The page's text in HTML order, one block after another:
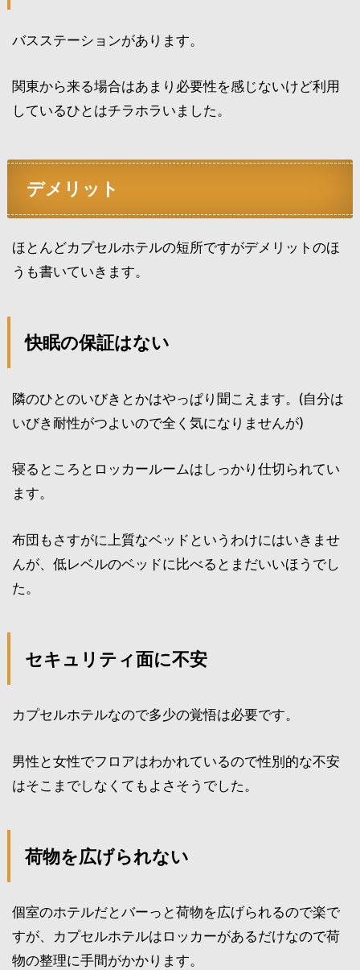
バスステーションがあります。
関東から来る場合はあまり必要性を感じないけど利用
しているひとはチラホラいました。
デメリット
ほとんどカプセルホテルの短所ですがデメリットのほ
うも書いていきます。
快眠の保証はない
隣のひとのいびきとかはやっぱり聞こえます。(自分は
いびき耐性がつよいので全く気になりませんが)
寝るところとロッカールームはしっかり仕切られてい
ます。
布団もさすがに上質なベッドというわけにはいきませ
んが、低レベルのベッドに比べるとまだいいほうでし
た。
セキュリティ面に不安
カプセルホテルなので多少の覚悟は必要です。
男性と女性でフロアはわかれているので性別的な不安
はそこまでしなくてもよさそうでした。
荷物を広げられない
個室のホテルだとバーっと荷物を広げられるので楽で
すが、カプセルホテルはロッカーがあるだけなので荷
物の整理に手間がかかります。